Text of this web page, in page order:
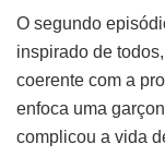
O segundo
inspirado de
coerente com a
enfoca uma
complicou a vida